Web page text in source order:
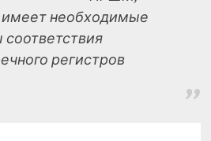
необходимые
регистров